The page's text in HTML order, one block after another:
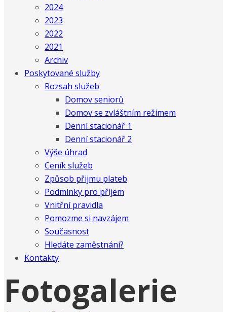
2024
2023
2022
2021
Archiv
Poskytované služby
Rozsah služeb
Domov seniorů
Domov se zvláštním režimem
Denní stacionář 1
Denní stacionář 2
Výše úhrad
Ceník služeb
Způsob přijmu plateb
Podmínky pro příjem
Vnitřní pravidla
Pomozme si navzájem
Současnost
Hledáte zaměstnání?
Kontakty
Fotogalerie